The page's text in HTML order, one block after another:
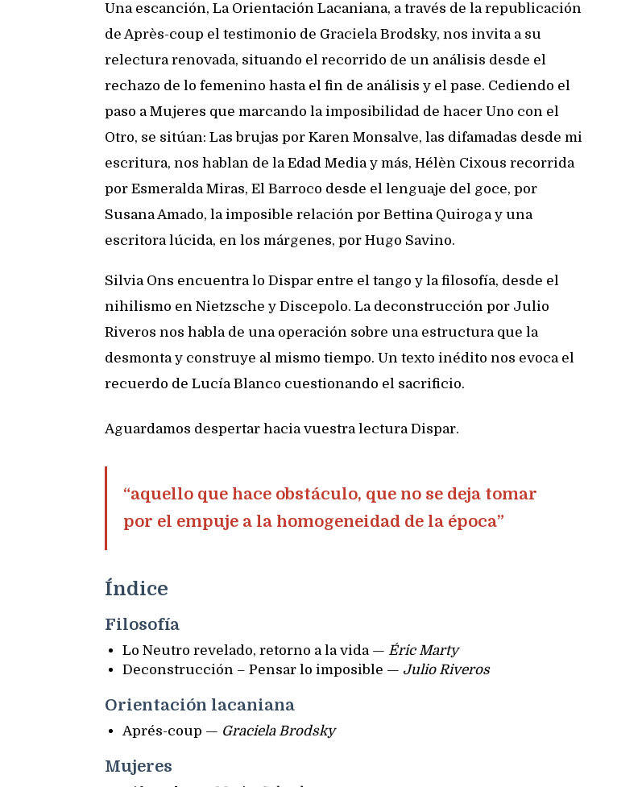
Una escanción, La Orientación Lacaniana, a través de la republicación
de Après-coup el testimonio de Graciela Brodsky, nos invita a su
relectura renovada, situando el recorrido de un análisis desde el
rechazo de lo femenino hasta el fin de análisis y el pase. Cediendo el
paso a Mujeres que marcando la imposibilidad de hacer Uno con el
Otro, se sitúan: Las brujas por Karen Monsalve, las difamadas desde mi
escritura, nos hablan de la Edad Media y más, Hélèn Cixous recorrida
por Esmeralda Miras, El Barroco desde el lenguaje del goce, por
Susana Amado, la imposible relación por Bettina Quiroga y una
escritora lúcida, en los márgenes, por Hugo Savino.
Silvia Ons encuentra lo Dispar entre el tango y la filosofía, desde el
nihilismo en Nietzsche y Discepolo. La deconstrucción por Julio
Riveros nos habla de una operación sobre una estructura que la
desmonta y construye al mismo tiempo. Un texto inédito nos evoca el
recuerdo de Lucía Blanco cuestionando el sacrificio.
Aguardamos despertar hacia vuestra lectura Dispar.
“aquello que hace obstáculo, que no se deja tomar
por el empuje a la homogeneidad de la época”
Índice
Filosofía
Lo Neutro revelado, retorno a la vida — Éric Marty
Deconstrucción – Pensar lo imposible — Julio Riveros
Orientación lacaniana
Aprés-coup — Graciela Brodsky
Mujeres